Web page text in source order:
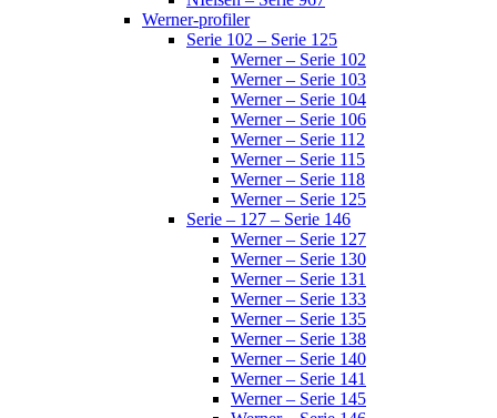
Werner-profiler
Serie 102 – Serie 125
Werner – Serie 102
Werner – Serie 103
Werner – Serie 104
Werner – Serie 106
Werner – Serie 112
Werner – Serie 115
Werner – Serie 118
Werner – Serie 125
Serie – 127 – Serie 146
Werner – Serie 127
Werner – Serie 130
Werner – Serie 131
Werner – Serie 133
Werner – Serie 135
Werner – Serie 138
Werner – Serie 140
Werner – Serie 141
Werner – Serie 145